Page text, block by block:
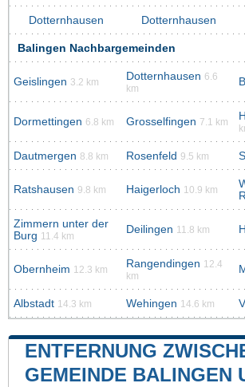
Dotternhausen Dotternhausen
Balingen Nachbargemeinden
Geislingen 3.2 km Dotternhausen 6.6
km
Dormettingen 6.8 km Grosselfingen 7.1 km
Dautmergen 8.8 km Rosenfeld 9.5 km
Ratshausen 9.8 km Haigerloch 10.9 km
Zimmern unter der
Burg 11.4 km
Deilingen 11.8 km
Obernheim 12.3 km Rangendingen 12.4
km
Albstadt 14.3 km Wehingen 14.6 km
ENTFERNUNG
GEMEINDE BALINGEN